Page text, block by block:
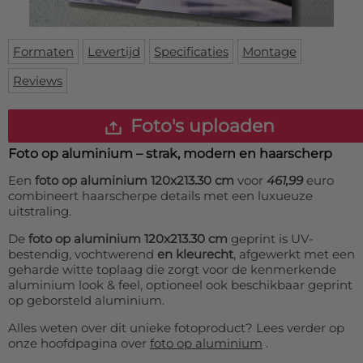
Vloermat
Skateboard deck
Over ons
Inloggen
WhatsApp
Formaten Levertijd Specificaties
Montage
Reviews
Foto's uploaden
Foto op aluminium – strak, modern en haarscherp
Een foto op aluminium 120x213.30 cm voor 461,99euro
combineert haarscherpe details met een luxueuze
uitstraling.
De foto op aluminium 120x213.30 cm geprint is UV-
bestendig, vochtwerend en kleurecht, afgewerkt met een
geharde witte toplaag die zorgt voor de kenmerkende
aluminium look & feel, optioneel ook beschikbaar geprint
op geborsteld aluminium.
Alles weten over dit unieke fotoproduct? Lees verder op
onze hoofdpagina over foto op aluminium .